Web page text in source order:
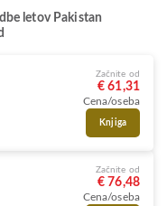
letov Pakistan
Začnite od
€ 61,31
Cena/oseba
Knjiga
Začnite od
€ 76,48
Cena/oseba